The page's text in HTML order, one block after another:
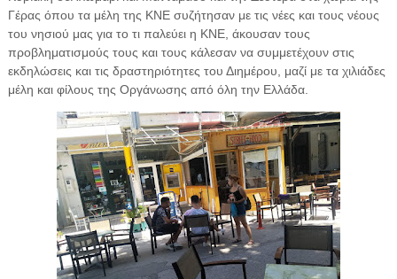
Γέρας όπου τα μέλη της ΚΝΕ συζήτησαν με τις νέες και τους νέους
του νησιού μας για το τι παλεύει η ΚΝΕ, άκουσαν τους
προβληματισμούς τους και τους κάλεσαν να συμμετέχουν στις
εκδηλώσεις και τις δραστηριότητες του Διημέρου, μαζί με τα χιλιάδες
μέλη και φίλους της Οργάνωσης από όλη την Ελλάδα.